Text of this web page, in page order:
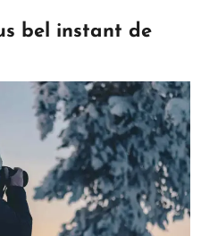
bel instant de